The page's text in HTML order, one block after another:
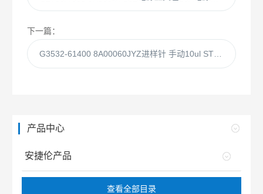
下一篇：
产品中心
安捷伦产品
查看全部目录